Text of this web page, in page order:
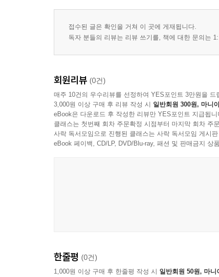
접수된 글은 확인을 거쳐 이 곳에 게재됩니다.
독자 분들의 리뷰는 리뷰 쓰기를, 책에 대한 문의는
회원리뷰 (0건)
매주 10건의 우수리뷰를 선정하여 YES포인트 3만원을 드
3,000원 이상 구매 후 리뷰 작성 시 일반회원 300원, 마니
eBook은 다운로드 후 작성한 리뷰만 YES포인트 지급됩니
클래스는 첫번째 회차 주문확정 시점부터 마지막 회차 주
사락 독서모임으로 진행된 클래스는 사락 독서모임 게시
eBook 페이백, CD/LP, DVD/Blu-ray, 패션 및 판매금지 상
한줄평 (0건)
1,000원 이상 구매 후 한줄평 작성 시 일반회원 50원, 마니